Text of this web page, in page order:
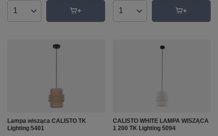
Ilość produktów Ilość produktów
Lampa wisząca CALISTO TK
Lighting 5401
CALISTO WHITE LAMPA WISZĄCA
1 200 TK Lighting 5094